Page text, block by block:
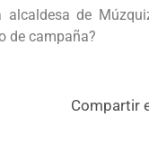
de
de campaña?
Compartir